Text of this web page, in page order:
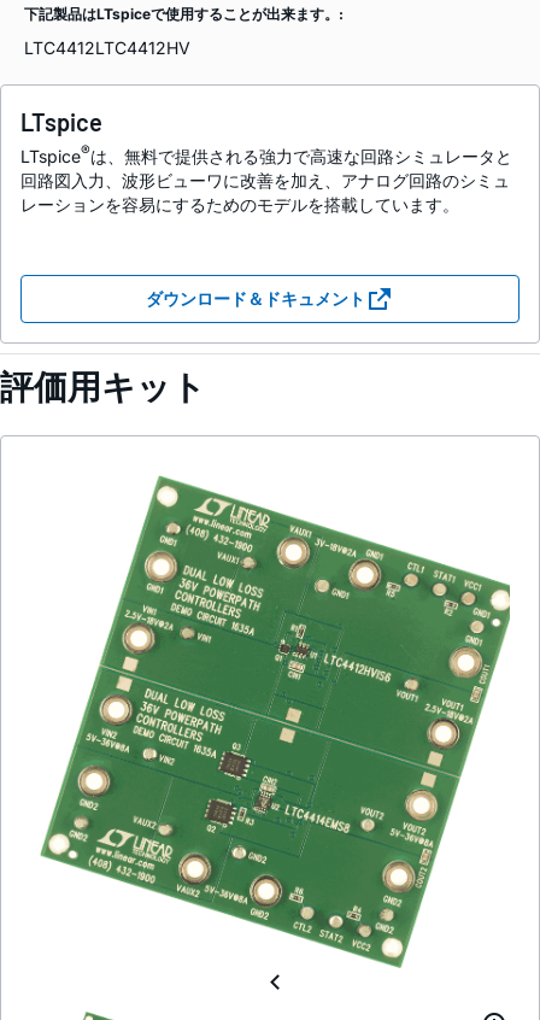
下記製品はLTspiceで使用することが出来ます。:
LTC4412LTC4412HV
LTspice
LTspice®は、無料で提供される強力で高速な回路シミュレータと
回路図入力、波形ビューワに改善を加え、アナログ回路のシミュ
レーションを容易にするためのモデルを搭載しています。
ダウンロード＆ドキュメント
評価用キット